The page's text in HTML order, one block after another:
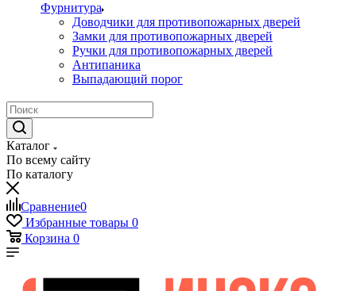
Фурнитура
Доводчики для противопожарных дверей
Замки для противопожарных дверей
Ручки для противопожарных дверей
Антипаника
Выпадающий порог
Каталог
По всему сайту
По каталогу
Сравнение0
Избранные товары 0
Корзина 0